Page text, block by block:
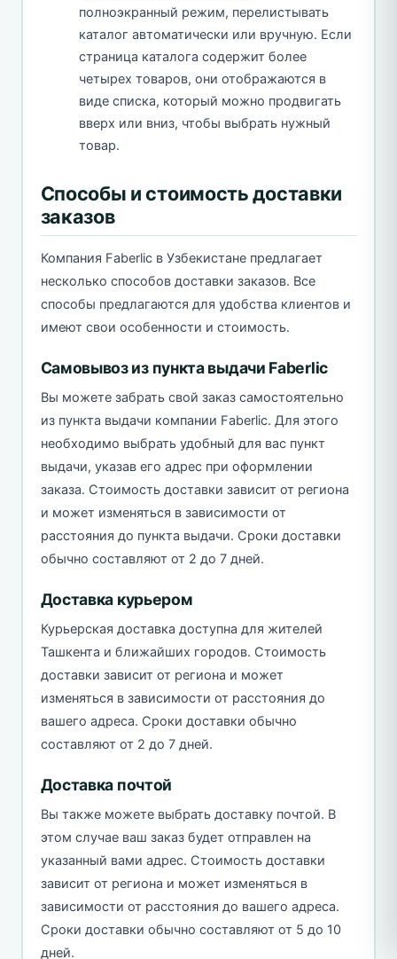
полноэкранный режим, перелистывать
каталог автоматически или вручную. Если
страница каталога содержит более
четырех товаров, они отображаются в
виде списка, который можно продвигать
вверх или вниз, чтобы выбрать нужный
товар.
Способы и стоимость доставки
заказов
Компания Faberlic в Узбекистане предлагает
несколько способов доставки заказов. Все
способы предлагаются для удобства клиентов и
имеют свои особенности и стоимость.
Самовывоз из пункта выдачи Faberlic
Вы можете забрать свой заказ самостоятельно
из пункта выдачи компании Faberlic. Для этого
необходимо выбрать удобный для вас пункт
выдачи, указав его адрес при оформлении
заказа. Стоимость доставки зависит от региона
и может изменяться в зависимости от
расстояния до пункта выдачи. Сроки доставки
обычно составляют от 2 до 7 дней.
Доставка курьером
Курьерская доставка доступна для жителей
Ташкента и ближайших городов. Стоимость
доставки зависит от региона и может
изменяться в зависимости от расстояния до
вашего адреса. Сроки доставки обычно
составляют от 2 до 7 дней.
Доставка почтой
Вы также можете выбрать доставку почтой. В
этом случае ваш заказ будет отправлен на
указанный вами адрес. Стоимость доставки
зависит от региона и может изменяться в
зависимости от расстояния до вашего адреса.
Сроки доставки обычно составляют от 5 до 10
дней.